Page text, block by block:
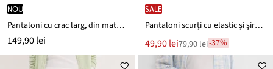
nou
Pantaloni cu crac larg, din material pique
149,90 lei
SALE
Pantaloni scurți cu elastic și șiret în talie, din viscoză fină
Noul
preț
este
49,90 lei
Reducere79,90 lei-37%